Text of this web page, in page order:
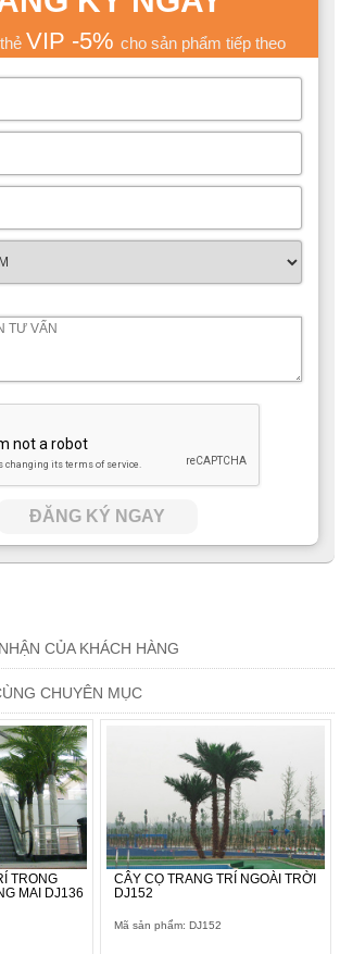
VIP -5% cho sản phẩm tiếp theo
ĐĂNG KÝ NGAY
CỦA KHÁCH HÀNG
CHUYÊN MỤC
TRONG
MAI DJ136
CÂY CỌ TRANG TRÍ NGOÀI TRỜI
DJ152
Mã sản phẩm: DJ152